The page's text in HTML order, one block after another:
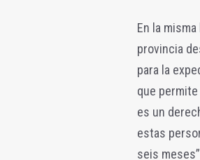
En la
provincia
para la
que
es un
estas
seis